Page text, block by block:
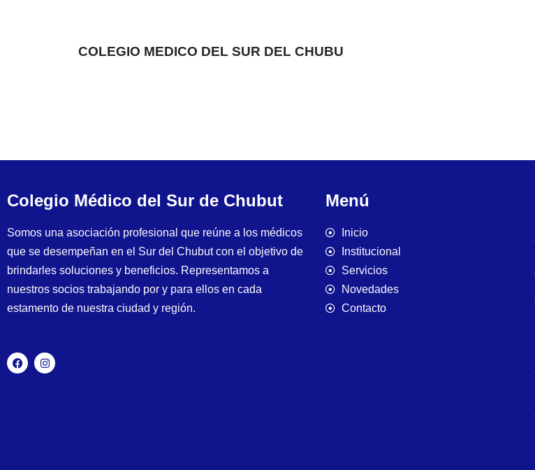
COLEGIO MEDICO DEL SUR DEL CHUBU
Colegio Médico del Sur de Chubut
Somos una asociación profesional que reúne a los médicos
que se desempeñan en el Sur del Chubut con el objetivo de
brindarles soluciones y beneficios. Representamos a
nuestros socios trabajando por y para ellos en cada
estamento de nuestra ciudad y región.
Menú
Inicio
Institucional
Servicios
Novedades
Contacto